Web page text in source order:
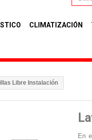
CLIMATIZACIÓN
Libre Instalación
En